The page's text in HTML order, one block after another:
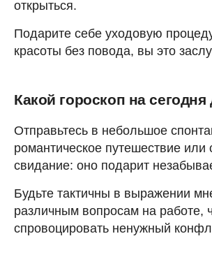
открыться.
Подарите себе уходовую
красоты без повода, вы это
Какой гороскоп на
Отправьтесь в небольшое
романтическое путешествие или
свидание: оно подарит
Будьте тактичны в выражении
различным вопросам на работе,
спровоцировать ненужный